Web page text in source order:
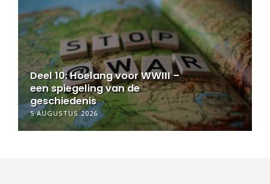
voor WWIII –
van de
Deel 11:
een spiegeling
geschiedenis
6 AUGUSTUS 2026